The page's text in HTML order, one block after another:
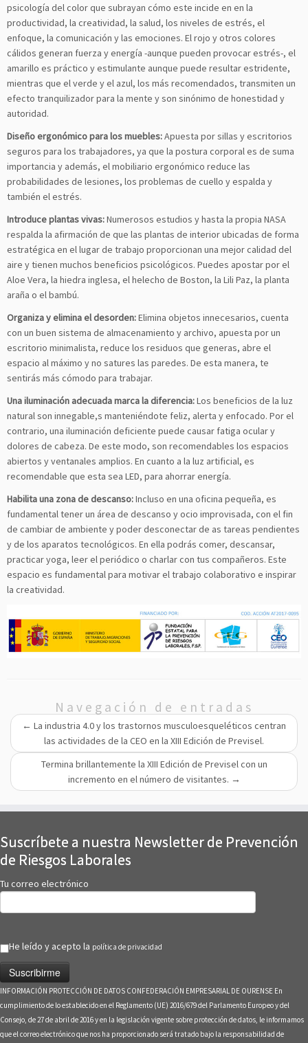
psicología del color que subrayan cómo este incide en en la
productividad, la creatividad, la salud, los niveles de estrés, el
enfoque, la comunicación y las emociones. El rojo y otros colores
cálidos generan fuerza y energía -aunque pueden provocar estrés-, el
amarillo es práctico y estimulante aunque puede resultar estridente,
mientras que el verde y el azul, los más recomendados, transmiten un
efecto tranquilizador para la mente y son sinónimo de honestidad y
autoridad.
Diseño ergonómico para los muebles:Apuesta por sillas y escritorios
seguros para los trabajadores, ya que la postura corporal es de suma
importancia y además, el mobiliario ergonómico reduce las
probabilidades de lesiones, los problemas de cuello y espalda y
también el estrés.
Introduce plantas vivas:Numerosos estudios y hasta la propia NASA
respalda la afirmación de que las plantas de interior ubicadas de forma
estratégica en el lugar de trabajo proporcionan una mejor calidad del
aire y tienen muchos beneficios psicológicos. Puedes apostar por el
Aloe Vera, la hiedra inglesa, el helecho de Boston, la Lili Paz, la planta
araña o el bambú.
Organiza y elimina el desorden:Elimina objetos innecesarios, cuenta
con un buen sistema de almacenamiento y archivo, apuesta por un
escritorio minimalista, reduce los residuos que generas, abre el
espacio al máximo y no satures las paredes. De esta manera, te
sentirás más cómodo para trabajar.
Una iluminación adecuada marca la diferencia:Los beneficios de la luz
natural son innegable,s manteniéndote feliz, alerta y enfocado. Por el
contrario, una iluminación deficiente puede causar fatiga ocular y
dolores de cabeza. De este modo, son recomendables los espacios
abiertos y ventanales amplios. En cuanto a la luz artificial, es
recomendable que esta sea LED, para ahorrar energía.
Habilita una zona de descanso:Incluso en una oficina pequeña, es
fundamental tener un área de descanso y ocio improvisada, con el fin
de cambiar de ambiente y poder desconectar de as tareas pendientes
y de los aparatos tecnológicos. En ella podrás comer, descansar,
practicar yoga, leer el periódico o charlar con tus compañeros. Este
espacio es fundamental para motivar el trabajo colaborativo e inspirar
la creatividad.
Navegación de entradas
← La industria 4.0 y los trastornos musculoesqueléticos centran
las actividades de la CEO en la XIII Edición de Previsel.
Termina brillantemente la XIII Edición de Previsel con un
incremento en el número de visitantes. →
Suscríbete a nuestra Newsletter de Prevención
de Riesgos Laborales
Tu correo electrónico
He leído y acepto la política de privacidad
INFORMACIÓN PROTECCIÓN DE DATOS CONFEDERACIÓN EMPRESARIAL DE OURENSE En
cumplimiento de lo establecido en el Reglamento (UE) 2016/679 del Parlamento Europeo y del
Consejo, de 27 de abril de 2016 y en la legislación vigente sobre protección de datos, le informamos
que el correo electrónico que nos ha proporcionado será tratado bajo la responsabilidad de